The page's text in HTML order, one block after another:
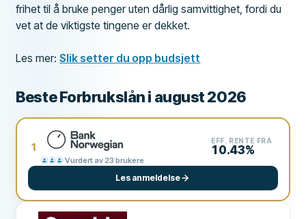
frihet til å bruke penger uten dårlig samvittighet, fordi du
vet at de viktigste tingene er dekket.
Les mer:Slik setter du opp budsjett
Beste Forbrukslån i august 2026
1
Vurdert av 23 brukere
EFF. RENTE FRA
10.43%
Les anmeldelse